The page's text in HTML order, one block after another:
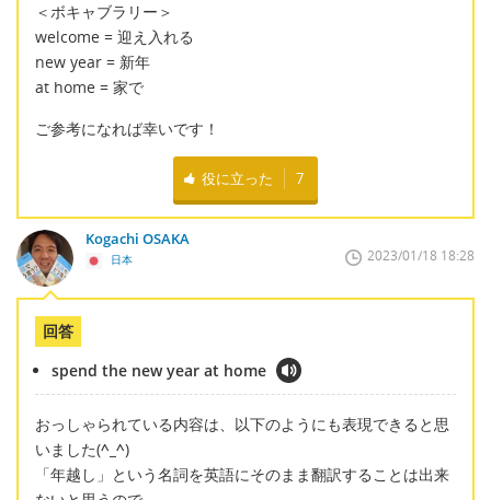
＜ボキャブラリー＞
welcome = 迎え入れる
new year = 新年
at home = 家で
ご参考になれば幸いです！
役に立った 7
Kogachi OSAKA
日本 2023/01/18 18:28
回答
spend the new year at home
おっしゃられている内容は、以下のようにも表現できると思
いました(^_^)
「年越し」という名詞を英語にそのまま翻訳することは出来